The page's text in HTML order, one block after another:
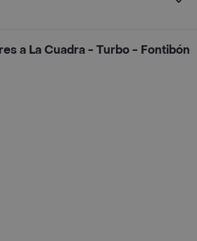
a La Cuadra - Turbo - Fontibón